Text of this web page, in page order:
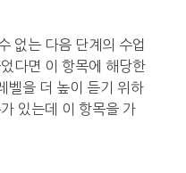
없는 다음 단계의 수업
다면 이 항목에 해당한
벨을 더 높이 듣기 위하
있는데 이 항목을 가